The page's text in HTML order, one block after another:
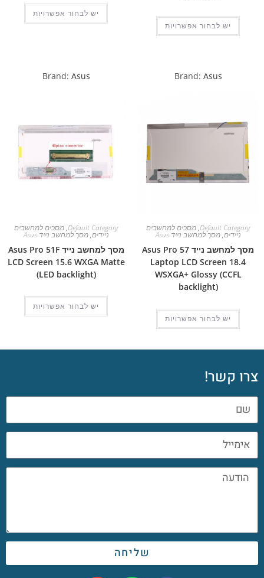
יש לבחור אפשרויות
יש לבחור אפשרויות
Brand: Asus
Default Category
,מסכים למחשבים
ניידים,מסך למחשב נייד Asus
מסך למחשב נייד Asus Pro 57
Laptop LCD Screen 18.4
WSXGA+ Glossy (CCFL
backlight)
יש לבחור אפשרויות
Brand: Asus
Default Category
,מסכים למחשבים
ניידים,מסך למחשב נייד Asus
מסך למחשב נייד Asus Pro 51F
LCD Screen 15.6 WXGA Matte
(LED backlight)
יש לבחור אפשרויות
צרו קשר!
שליחה